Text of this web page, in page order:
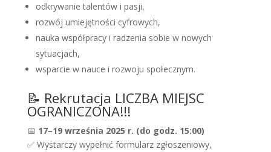
odkrywanie talentów i pasji,
rozwój umiejętności cyfrowych,
nauka współpracy i radzenia sobie w nowych
sytuacjach,
wsparcie w nauce i rozwoju społecznym.
📝 Rekrutacja LICZBA MIEJSC
OGRANICZONA!!!
📅 17–19 września 2025 r. (do godz. 15:00)
✅ Wystarczy wypełnić formularz zgłoszeniowy,